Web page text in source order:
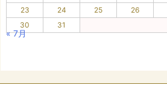
23
24 25 26
30
31
« 7月